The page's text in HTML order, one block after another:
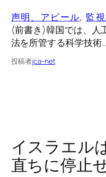
声明、アピール, 監
(前書き)韓国では、人
法を所管する科学技術
投稿者jca-net
イスラエル
直ちに停止